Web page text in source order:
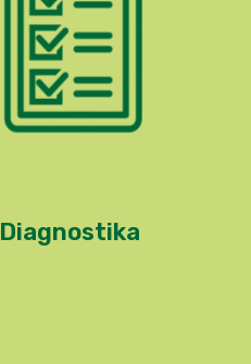
Diagnostika